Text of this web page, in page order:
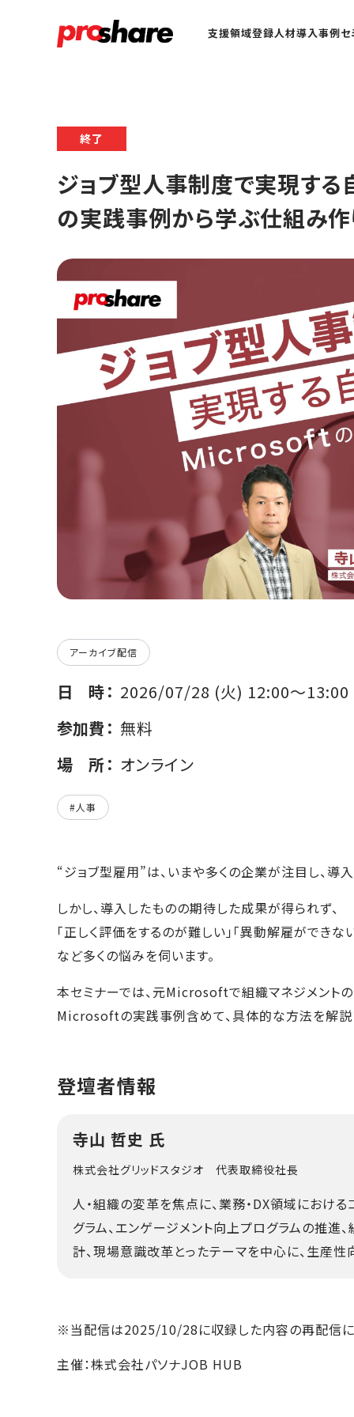
支援領域登録人材導入事例
終了
ジョブ型人事制度で実現す
の実践事例から学ぶ仕組み作
アーカイブ配信
日時 2026/07/28 (火) 12:00〜13:00
参加費
無料
場所 オンライン
#人事
“ジョブ型雇用”は、いまや多くの企業が注目し、導
しかし、導入したものの期待した成果が得られず、
「正しく評価をするのが難しい」「異動解雇ができな
など多くの悩みを伺います。
本セミナーでは、元Microsoftで組織マネジメント
Microsoftの実践事例含めて、具体的な方法を解説
登壇者情報
寺山 哲史 氏
株式会社グリッドスタジオ 代表取締役社長
人・組織の変革を焦点に、業務・DX領域におけ
グラム、エンゲージメント向上プログラムの推
計、現場意識改革とったテーマを中心に、生産性
※当配信は2025/10/28に収録した内容の再配信に
主催：株式会社パソナJOB HUB